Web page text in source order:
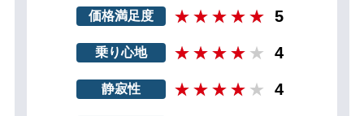
価格満足度 5
乗り心地 4
静寂性 4